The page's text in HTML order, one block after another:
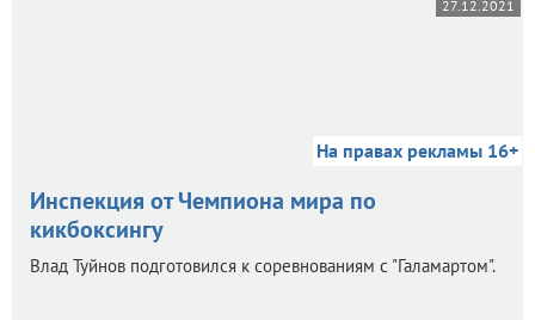
27.12.2021
На правах рекламы 16+
Инспекция от Чемпиона мира по
кикбоксингу
Влад Туйнов подготовился к соревнованиям с "Галамартом".